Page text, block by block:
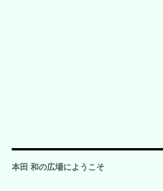
本田 和の広場にようこそ